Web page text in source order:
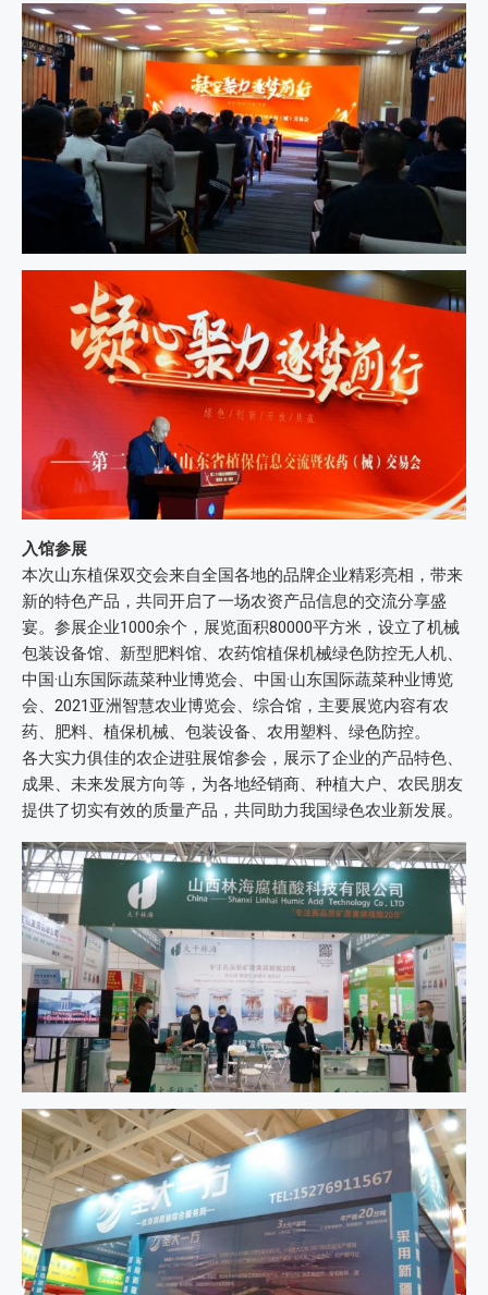
入馆参展
本次山东植保双交会来自全国各地的品牌企业精彩亮相，带来
新的特色产品，共同开启了一场农资产品信息的交流分享盛
宴。参展企业1000余个，展览面积80000平方米，设立了机械
包装设备馆、新型肥料馆、农药馆植保机械绿色防控无人机、
中国·山东国际蔬菜种业博览会、中国·山东国际蔬菜种业博览
会、2021亚洲智慧农业博览会、综合馆，主要展览内容有农
药、肥料、植保机械、包装设备、农用塑料、绿色防控。
各大实力俱佳的农企进驻展馆参会，展示了企业的产品特色、
成果、未来发展方向等，为各地经销商、种植大户、农民朋友
提供了切实有效的质量产品，共同助力我国绿色农业新发展。